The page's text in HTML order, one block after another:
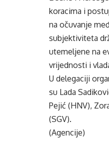
koracima i
na očuvanje
subjektiviteta
utemeljene na
vrijednosti i
U delegaciji
su Lada
Pejić (HNV),
(SGV).
(Agencije)